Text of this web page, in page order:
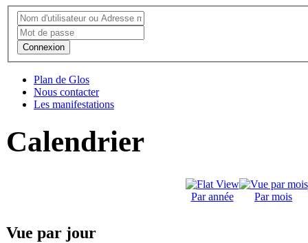
Connexion
Plan de Glos
Nous contacter
Les manifestations
Calendrier
Par année Par mois
Vue par jour